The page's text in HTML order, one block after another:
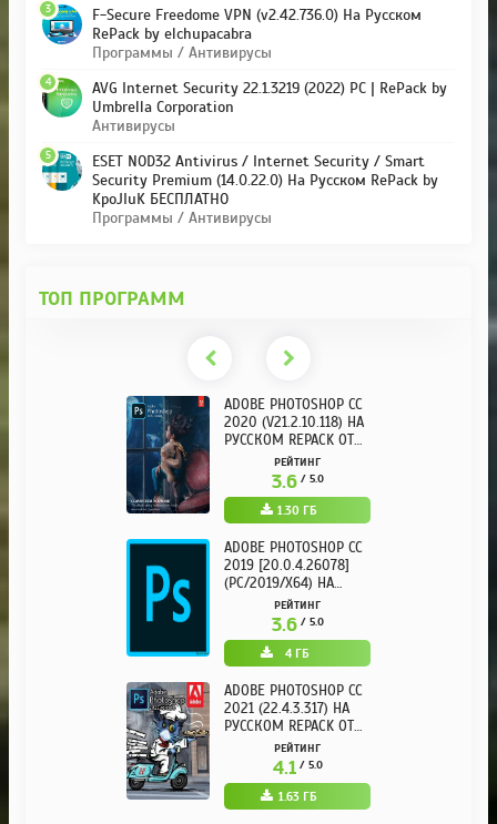
F-Secure Freedome VPN (v2.42.736.0) На Русском
RePack by elchupacabra
Программы / Антивирусы
3
AVG Internet Security 22.1.3219 (2022) PC | RePack by
Umbrella Corporation
Антивирусы
4
ESET NOD32 Antivirus / Internet Security / Smart
Security Premium (14.0.22.0) На Русском RePack by
KpoJIuK БЕСПЛАТНО
Программы / Антивирусы
5
ТОП ПРОГРАММ
ADOBE PHOTOSHOP CC
2020 (V21.2.10.118) НА
РУССКОМ REPACK ОТ
KPOJIUKРЕЙТИНГ
3.6/ 5.0
1.30 ГБ
ADOBE PHOTOSHOP CC
2019 [20.0.4.26078]
(PC/2019/X64) НА
РУССКОМРЕЙТИНГ
3.6/ 5.0
4 ГБ
ADOBE PHOTOSHOP CC
2021 (22.4.3.317) НА
РУССКОМ REPACK ОТ
KPOJIUKРЕЙТИНГ
4.1 / 5.0
1.63 ГБ